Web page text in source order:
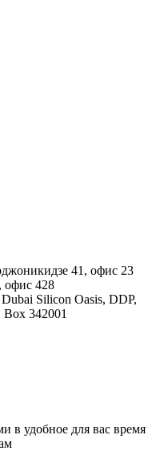
41, офис 23
офис 428
Silicon Oasis, DDP,
Box 342001
в удобное для вас время